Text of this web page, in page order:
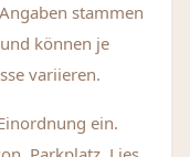
stammen
können je
variieren.
ein.